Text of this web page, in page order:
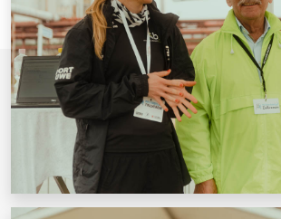
© Welterbelauf Zollverein